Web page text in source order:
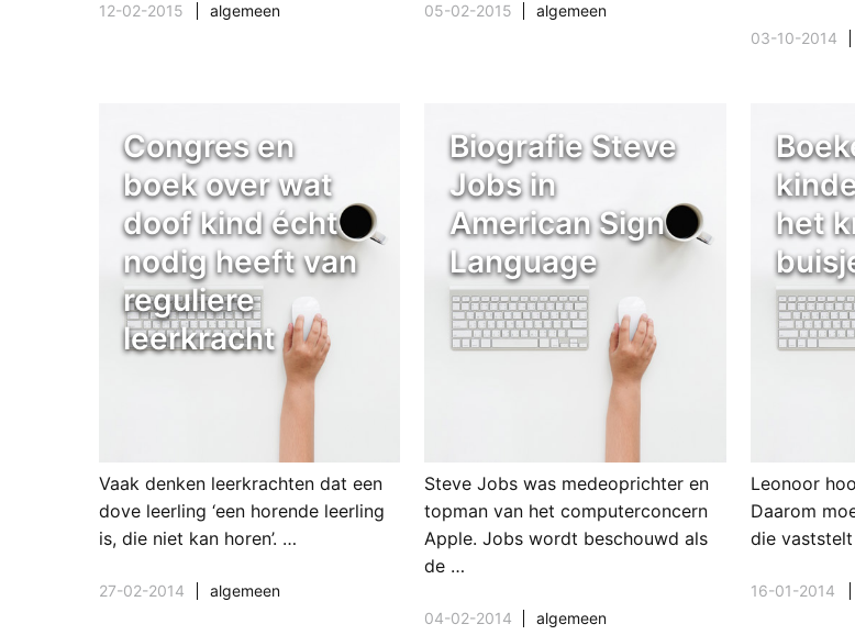
12-02-2015 algemeen 05-02-2015 algemeen
03-10-2014
Congres en
boek over wat
doof kind écht
nodig heeft van
reguliere
leerkracht
Vaak denken leerkrachten dat een
dove leerling ‘een horende leerling
is, die niet kan horen’. …
27-02-2014 algemeen
Biografie Steve
Jobs in
American Sign
Language
Steve Jobs was medeoprichter en
topman van het computerconcern
Apple. Jobs wordt beschouwd als
de …
04-02-2014 algemeen
het
Leonoor
Daarom
die
16-01-2014